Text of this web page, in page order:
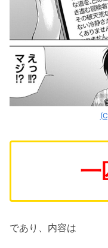
一
であり、内容は